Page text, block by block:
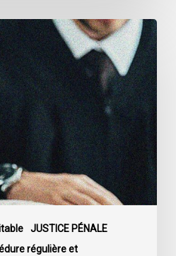
JUSTICE PÉNALE
régulière et